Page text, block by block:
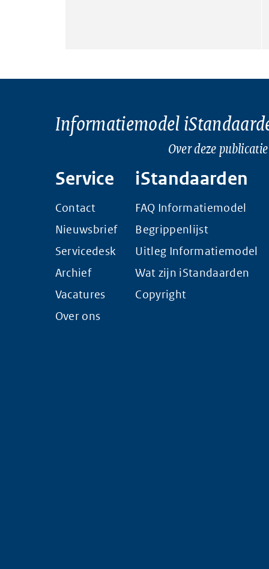
Informatiemodel
Over deze publicatie
Service
Contact
Nieuwsbrief
Servicedesk
Archief
Vacatures
Over ons
iStandaarden
FAQ Informatiemodel
Begrippenlijst
Uitleg Informatiemodel
Wat zijn iStandaarden
Copyright